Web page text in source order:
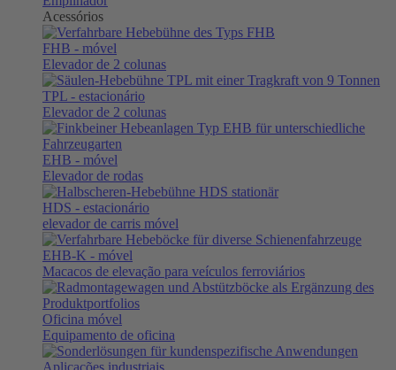
Acessórios
FHB - móvel
Elevador de 2 colunas
TPL - estacionário
Elevador de 2 colunas
EHB - móvel
Elevador de rodas
HDS - estacionário
elevador de carris móvel
EHB-K - móvel
Macacos de elevação para veículos ferroviários
Oficina móvel
Equipamento de oficina
Aplicações industriais